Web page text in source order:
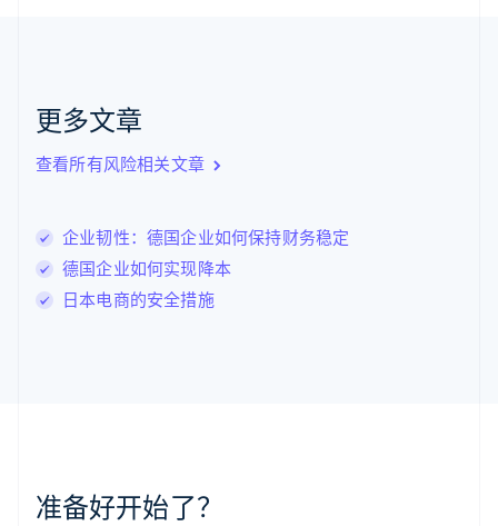
更多文章
查看所有风险相关文章
企业韧性：德国企业如何保持财务稳定
德国企业如何实现降本
日本电商的安全措施
准备好开始了？
English
English
卢森堡
罗马尼亚
English
挪威